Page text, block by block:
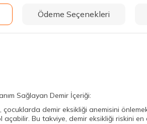
Ödeme Seçenekleri
Sağlayan Demir İçeriği:
çocuklarda demir eksikliği anemisini
açabilir. Bu takviye, demir eksikliği riskini